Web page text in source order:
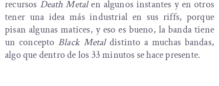
recursos Death Metalen algunos instantes y en otros
tener una idea más industrial en sus riffs, porque
pisan algunas matices, y eso es bueno, la banda tiene
un concepto Black Metaldistinto a muchas bandas,
algo que dentro de los 33 minutos se hace presente.